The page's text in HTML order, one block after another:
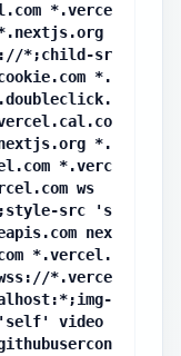
*.verce
*;child-sr
*.
*.
*.verc
ws
src 's
nex
*.vercel.
*.verce
video